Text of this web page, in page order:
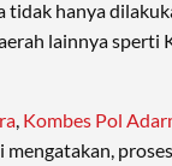
tidak hanya
lainnya sperti
, Kombes Pol